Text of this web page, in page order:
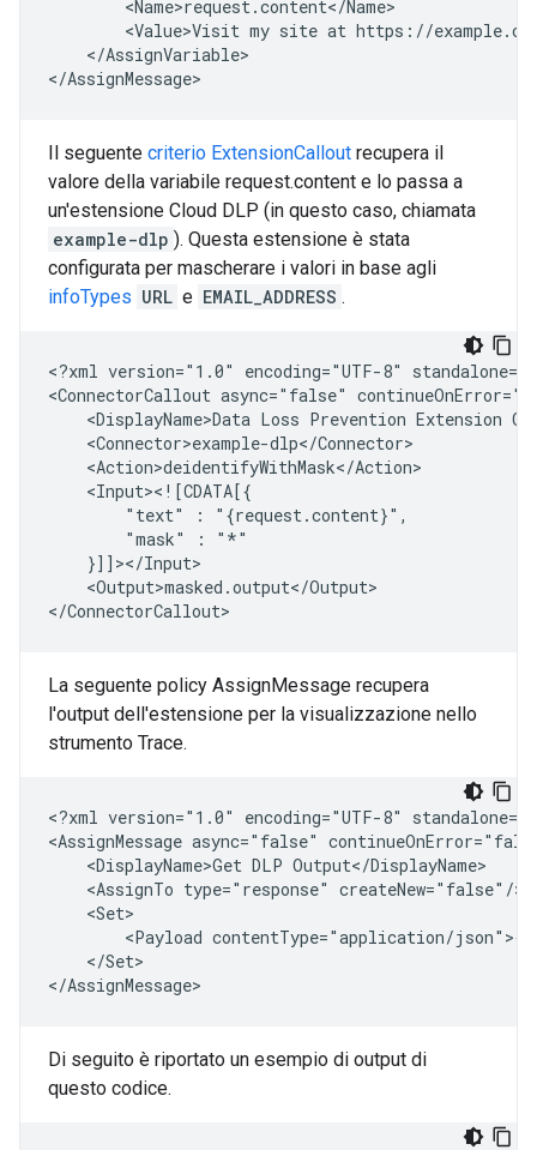
<Value>Visit my site at https://
</AssignVariable>
Il seguente criterio ExtensionCallout recupera il
valore della variabile request.content e lo passa a
un'estensione Cloud DLP (in questo caso, chiamata
example-dlp ). Questa estensione è stata
configurata per mascherare i valori in base agli
infoTypes URL e EMAIL_ADDRESS .
<?xml version="1.0" encoding="UTF-8"
<ConnectorCallout async="false"
<DisplayName>Data Loss Prevention Extension
"text"
:
"mask"
:
<Output>masked.output</Output>
La seguente policy AssignMessage recupera
l'output dell'estensione per la visualizzazione nello
strumento Trace.
<?xml version="1.0" encoding="UTF-8"
<AssignMessage async="false"
<DisplayName>Get DLP
<AssignTo type="response"
<Payload
</Set>
Di seguito è riportato un esempio di output di
questo codice.